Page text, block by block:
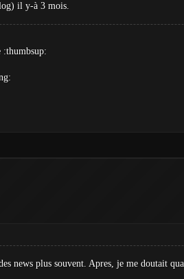
il y-à 3 mois.
:thumbsup:
news plus souvent. Apres, je me doutait